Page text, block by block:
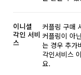
이니셜
각인 서비
스
커플링 구매
커플링이 아
는 경우 추가
각인서비스
요.